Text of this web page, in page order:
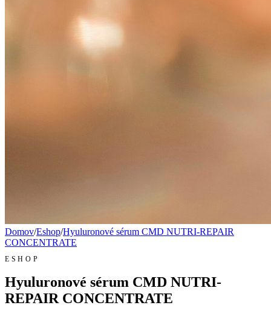
Domov/Eshop/Hyuluronové sérum CMD NUTRI-REPAIR
CONCENTRATE
ESHOP
Hyuluronové sérum CMD NUTRI-
REPAIR CONCENTRATE